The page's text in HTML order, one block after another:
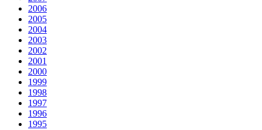
2006
2005
2004
2003
2002
2001
2000
1999
1998
1997
1996
1995